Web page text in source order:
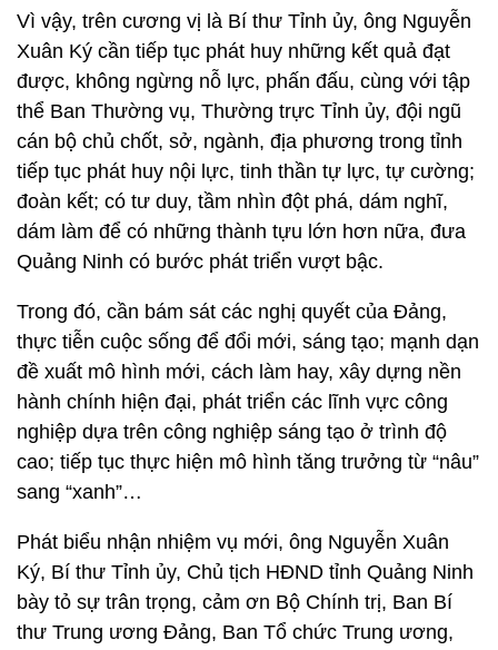
Vì vậy, trên cương vị là Bí thư Tỉnh ủy, ông Nguyễn
Xuân Ký cần tiếp tục phát huy những kết quả đạt
được, không ngừng nỗ lực, phấn đấu, cùng với tập
thể Ban Thường vụ, Thường trực Tỉnh ủy, đội ngũ
cán bộ chủ chốt, sở, ngành, địa phương trong tỉnh
tiếp tục phát huy nội lực, tinh thần tự lực, tự cường;
đoàn kết; có tư duy, tầm nhìn đột phá, dám nghĩ,
dám làm để có những thành tựu lớn hơn nữa, đưa
Quảng Ninh có bước phát triển vượt bậc.
Trong đó, cần bám sát các nghị quyết của Đảng,
thực tiễn cuộc sống để đổi mới, sáng tạo; mạnh dạn
đề xuất mô hình mới, cách làm hay, xây dựng nền
hành chính hiện đại, phát triển các lĩnh vực công
nghiệp dựa trên công nghiệp sáng tạo ở trình độ
cao; tiếp tục thực hiện mô hình tăng trưởng từ “nâu”
sang “xanh”…
Phát biểu nhận nhiệm vụ mới, ông Nguyễn Xuân
Ký, Bí thư Tỉnh ủy, Chủ tịch HĐND tỉnh Quảng Ninh
bày tỏ sự trân trọng, cảm ơn Bộ Chính trị, Ban Bí
thư Trung ương Đảng, Ban Tổ chức Trung ương,